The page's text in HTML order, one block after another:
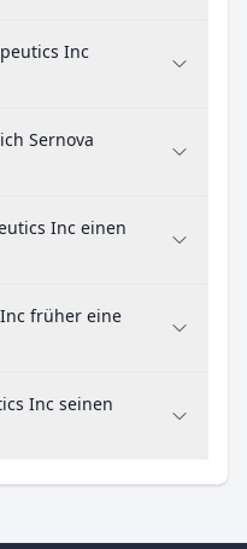
Inc
Sernova
Inc einen
früher eine
Inc seinen